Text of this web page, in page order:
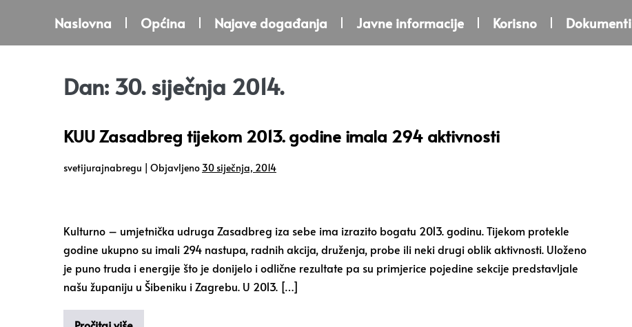
Naslovna Općina Najave događanja Javne informacije Korisno Dokumenti
Dan: 30. siječnja 2014.
KUU Zasadbreg tijekom 2013. godine imala 294 aktivnosti
svetijurajnabregu | Objavljeno 30 siječnja, 2014
Kulturno – umjetnička udruga Zasadbreg iza sebe ima izrazito bogatu 2013. godinu. Tijekom protekle
godine ukupno su imali 294 nastupa, radnih akcija, druženja, probe ili neki drugi oblik aktivnosti. Uloženo
je puno truda i energije što je donijelo i odlične rezultate pa su primjerice pojedine sekcije predstavljale
našu županiju u Šibeniku i Zagrebu. U 2013. […]